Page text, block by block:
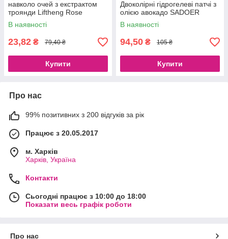
навколо очей з екстрактом
троянди Liftheng Rose
Moisturizing Eye Cream, 60 г
В наявності
23,82 ₴ 79,40 ₴
Купити
Двоколірні гідрогелеві патчі з
олією авокадо SADOER
Avocado Moisturizing and
Firming Eye Mask, 60 шт
В наявності
94,50 ₴ 105 ₴
Купити
Про нас
99% позитивних з 200 відгуків за рік
Працює з 20.05.2017
м. Харків
Харків, Україна
Контакти
Сьогодні працює з 10:00 до 18:00
Показати весь графік роботи
Про нас